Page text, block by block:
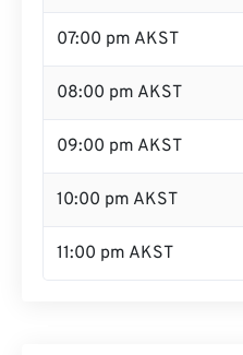
07:00 pm AKST
08:00 pm AKST
09:00 pm AKST
10:00 pm AKST
11:00 pm AKST